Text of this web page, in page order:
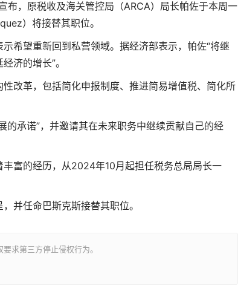
布，原税收及海关管控局（ARCA）局长帕佐于本周一
）将接替其职位。
希望重新回到私营领域。据经济部表示，帕佐“将继
济的增长”。
改革，包括简化申报制度、推进简易增值税、简化所
的承诺”，并邀请其在未来职务中继续贡献自己的经
富的经历，从2024年10月起担任税务总局局长一
并任命巴斯克斯接替其职位。
求第三方停止侵权行为。